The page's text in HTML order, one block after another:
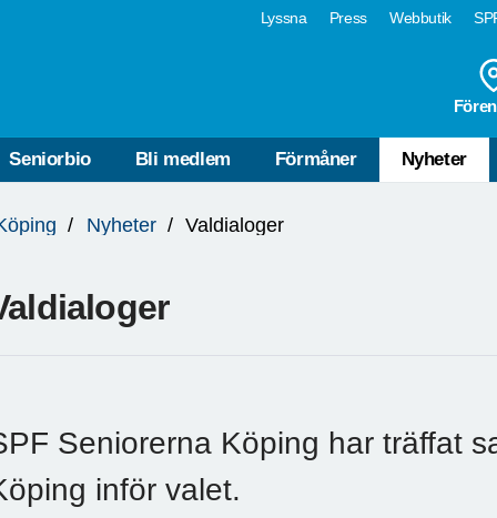
Lyssna Press Webbutik
Seniorbio Bli medlem Förmåner Nyheter
Nyheter Valdialoger
Seniorerna Köping har träffat
inför valet.